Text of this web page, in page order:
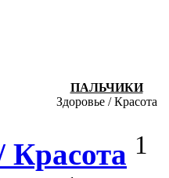
ПАЛЬЧИКИ
Здоровье / Красота
Красота 1